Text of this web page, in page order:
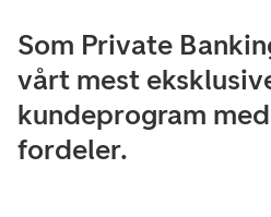
Som Private
vårt mest
kundeprogram
fordeler.